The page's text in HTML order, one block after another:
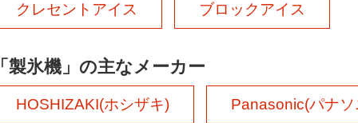
クレセントアイス ブロックアイス
「製氷機」の主なメーカー
HOSHIZAKI(ホシザキ) Panasonic(パナソ